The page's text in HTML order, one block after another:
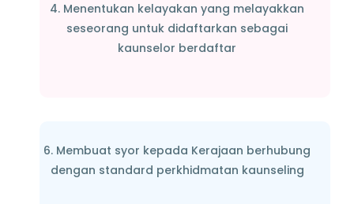
4. Menentukan kelayakan yang melayakkan
seseorang untuk didaftarkan sebagai
kaunselor berdaftar
6. Membuat syor kepada Kerajaan berhubung
dengan standard perkhidmatan kaunseling